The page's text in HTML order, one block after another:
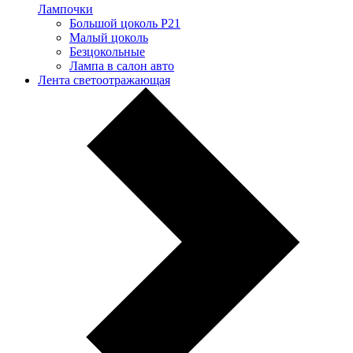
Лампочки
Большой цоколь P21
Малый цоколь
Безцокольные
Лампа в салон авто
Лента светоотражающая